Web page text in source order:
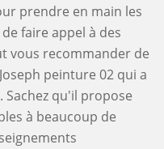
prendre en main les
faire appel à des
vous recommander de
peinture 02 qui a
qu'il propose
à beaucoup de